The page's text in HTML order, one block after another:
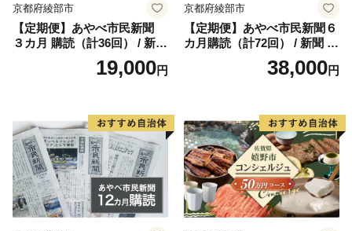
京都府綾部市
【定期便】あやべ市民新聞
３カ月 購読（計36回） / 新聞
情報誌 定期購読 綾部市 / 株
式会社あやべ市民新聞社［B
19,000円
京都府綾部市
【定期便】あやべ市民新聞６
カ月購読（計72回） / 新聞 情
報誌 定期購読 綾部市 / 株式
会社あやべ市民新聞社［BSC
38,000円